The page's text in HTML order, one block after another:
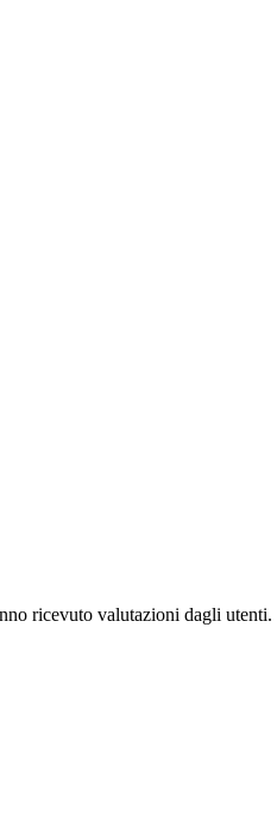
ricevuto valutazioni dagli utenti.